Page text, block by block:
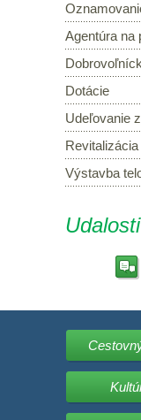
Agentúra na
Dotácie
Udeľovanie
Výstavba
Udalosti